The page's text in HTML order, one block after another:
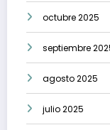
octubre 2025
septiembre
agosto 2025
julio 2025